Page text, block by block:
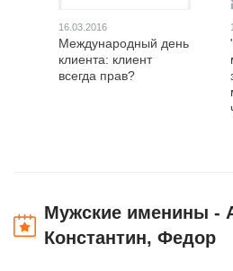
16.03.2016
Международный день
клиента: клиент
всегда прав?
Мужские именины -
Константин, Федор